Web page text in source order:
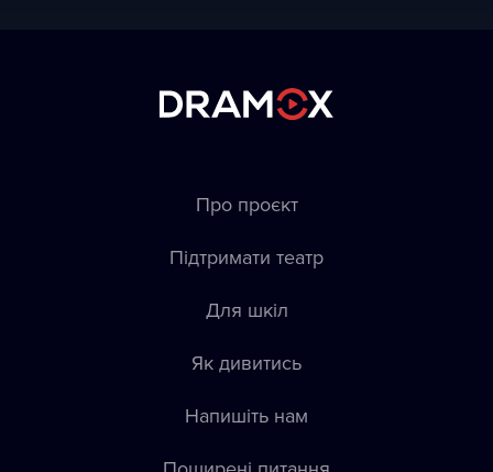
Про проєкт
Підтримати театр
Для шкіл
Як дивитись
Напишіть нам